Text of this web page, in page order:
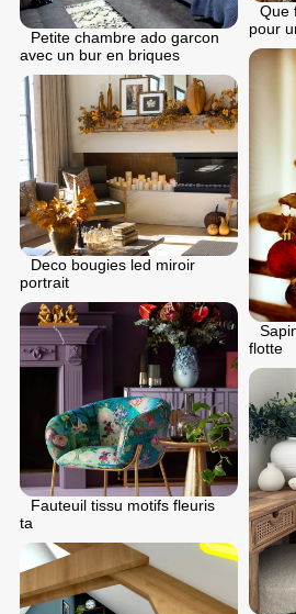
Petite chambre ado garcon
avec un bur en briques
Que
pour
flotte
Deco bougies led miroir
portrait
Fauteuil tissu motifs fleuris
ta